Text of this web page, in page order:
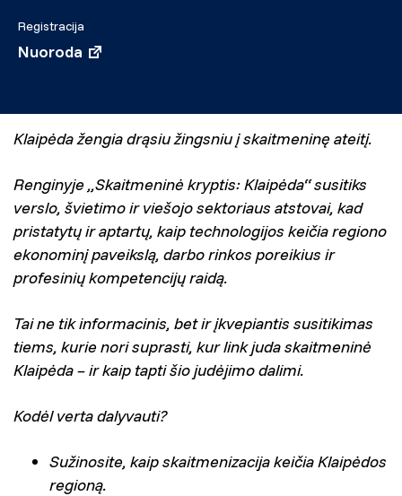
Registracija
Nuoroda
Klaipėda žengia drąsiu žingsniu į skaitmeninę ateitį.
Renginyje „Skaitmeninė kryptis: Klaipėda“ susitiks
verslo, švietimo ir viešojo sektoriaus atstovai, kad
pristatytų ir aptartų, kaip technologijos keičia regiono
ekonominį paveikslą, darbo rinkos poreikius ir
profesinių kompetencijų raidą.
Tai ne tik informacinis, bet ir įkvepiantis susitikimas
tiems, kurie nori suprasti, kur link juda skaitmeninė
Klaipėda – ir kaip tapti šio judėjimo dalimi.
Kodėl verta dalyvauti?
Sužinosite, kaip skaitmenizacija keičia Klaipėdos
regioną.